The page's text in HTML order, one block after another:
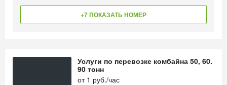
+7 ПОКАЗАТЬ НОМЕР
Услуги по перевозке комбайна 50, 60.
90 тонн
от 1 руб./час